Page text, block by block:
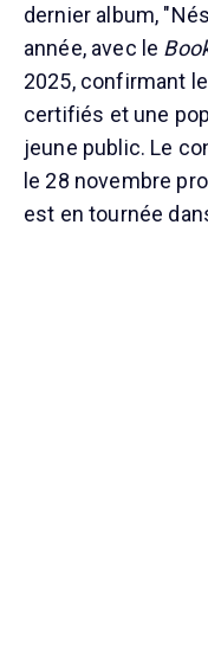
dernier album,
année, avec le
2025, confirmant
certifiés et une
jeune public. Le
le 28 novembre
est en tournée